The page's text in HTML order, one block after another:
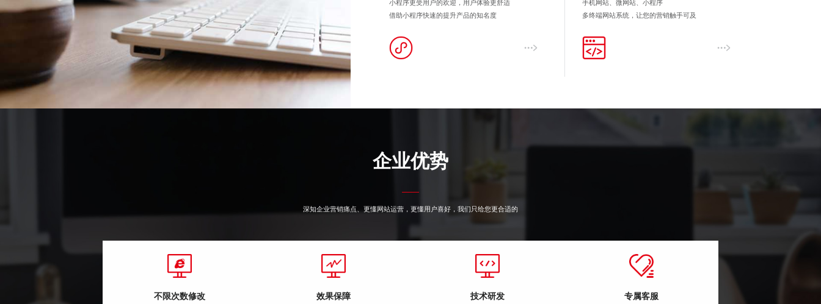
借助小程序快速的提升产品的知名度
多终端网站系统，让您的营销触手可及
企业优势
深知企业营销痛点、更懂网站运营，更懂用户喜好，我们只给您更合适的
不限次数修改 效果保障 技术研发 专属客服